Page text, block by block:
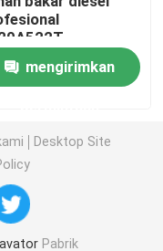
mengirimkan
Desktop Site
Pabrik